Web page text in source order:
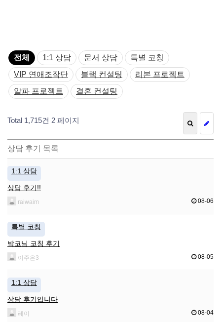
전체 1:1 상담 문서 상담
특별 코칭
VIP 연애조작단
블랙 컨설팅
리본 프로젝트
알파 프로젝트
결혼 컨설팅
Total 1,715건 2 페이지
상담 후기 목록
1:1 상담
상담 후기!!
raiwaim 08-06
특별 코칭
박코님 코칭 후기
이주은3 08-05
1:1 상담
상담 후기입니다
레이 08-04